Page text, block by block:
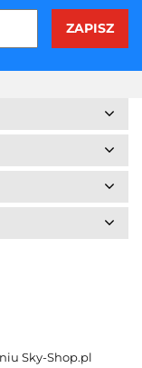
Sky-Shop.pl